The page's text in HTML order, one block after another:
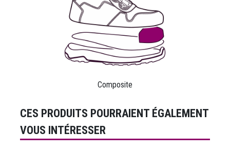
Composite
CES PRODUITS POURRAIENT ÉGALEMENT
VOUS INTÉRESSER